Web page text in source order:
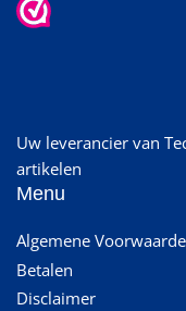
Uw leverancier van
artikelen
Menu
Algemene
Betalen
Disclaimer